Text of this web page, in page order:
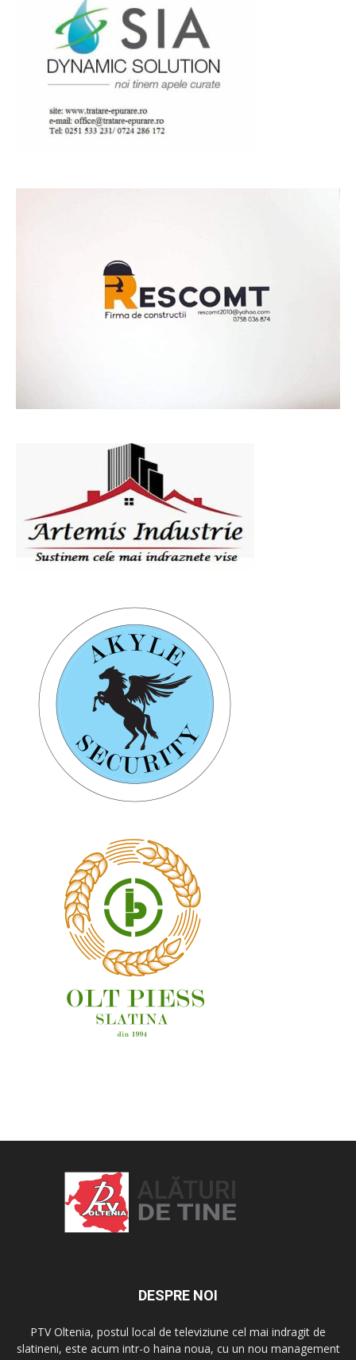
DESPRE NOI
PTV Oltenia, postul local de televiziune cel mai indragit de
slatineni, este acum intr-o haina noua, cu un nou management